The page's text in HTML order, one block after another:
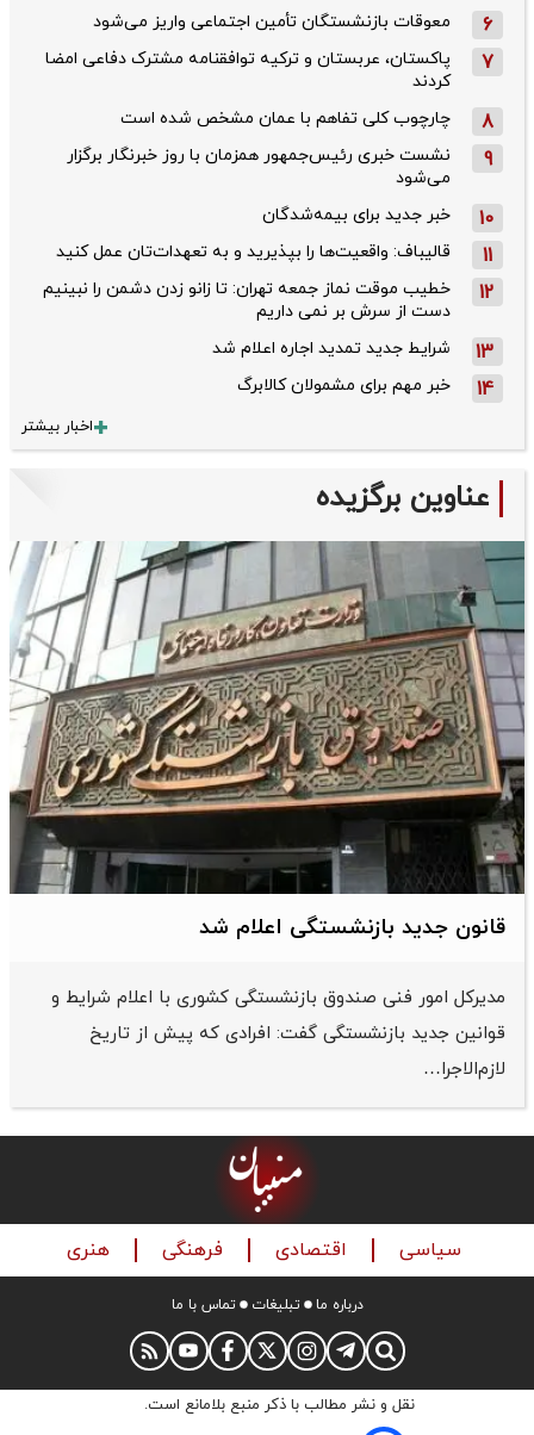
6 معوقات بازنشستگان تأمین اجتماعی واریز می‌شود
7
پاکستان، عربستان و ترکیه توافقنامه مشترک دفاعی امضا
کردند
8 چارچوب کلی تفاهم با عمان مشخص شده است
9
نشست خبری رئیس‌جمهور همزمان با روز خبرنگار برگزار
می‌شود
10 خبر جدید برای بیمه‌شدگان
11 قالیباف: واقعیت‌ها را بپذیرید و به تعهدات‌تان عمل کنید
12
خطیب موقت نماز جمعه تهران: تا زانو زدن دشمن را نبینیم
دست از سرش بر نمی داریم
13 شرایط جدید تمدید اجاره اعلام شد
14 خبر مهم برای مشمولان کالابرگ
اخبار بیشتر
عناوین برگزیده
قانون جدید بازنشستگی اعلام شد
مدیرکل امور فنی صندوق بازنشستگی کشوری با اعلام شرایط و
قوانین جدید بازنشستگی گفت: افرادی که پیش از تاریخ
لازم‌الاجرا…
سیاسی اقتصادی فرهنگی هنری
درباره ما تبلیغات تماس با ما
نقل و نشر مطالب با ذکر منبع بلامانع است.